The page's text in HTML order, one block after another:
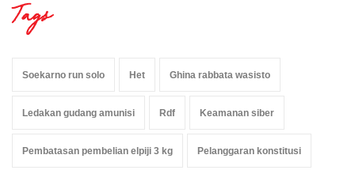
Tags
Soekarno run solo Het Ghina rabbata wasisto
Ledakan gudang amunisi Rdf Keamanan siber
Pembatasan pembelian elpiji 3 kg Pelanggaran konstitusi